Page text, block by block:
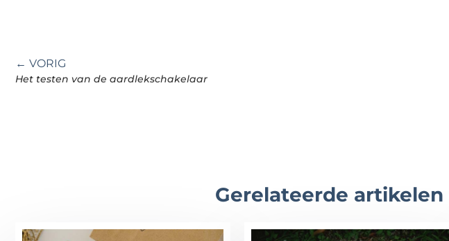
← VORIG
Het testen van de aardlekschakelaar
Gerelateerde artikelen